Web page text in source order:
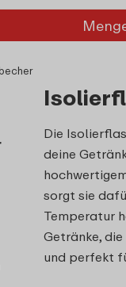
Die
deine
sorgt sie
Temperatur
Getränke,
und perfekt